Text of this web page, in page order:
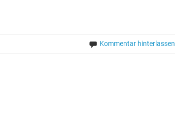
Kommentar hinterlassen